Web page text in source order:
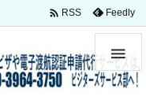

 RSS Feedly